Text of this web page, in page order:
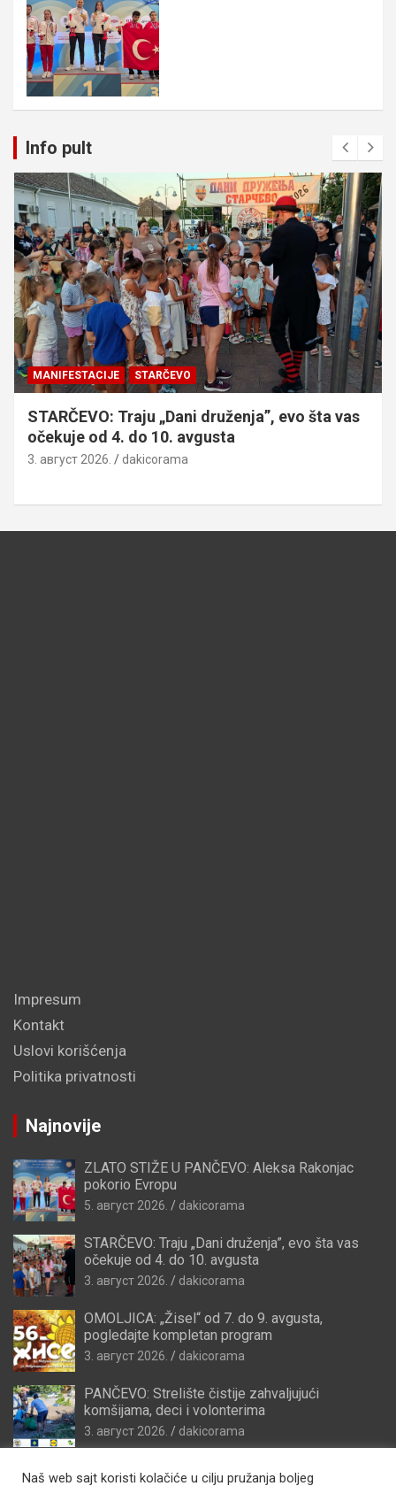
Info pult
MANIFESTACIJE STARČEVO
STARČEVO: Traju „Dani druženja”, evo šta vas
očekuje od 4. do 10. avgusta
3. август 2026. dakicorama
Impresum
Kontakt
Uslovi korišćenja
Politika privatnosti
Najnovije
ZLATO STIŽE U PANČEVO: Aleksa Rakonjac
pokorio Evropu
5. август 2026. dakicorama
STARČEVO: Traju „Dani druženja”, evo šta vas
očekuje od 4. do 10. avgusta
3. август 2026. dakicorama
OMOLJICA: „Žisel“ od 7. do 9. avgusta,
pogledajte kompletan program
3. август 2026. dakicorama
PANČEVO: Strelište čistije zahvaljujući
komšijama, deci i volonterima
3. август 2026. dakicorama
Naš web sajt koristi kolačiće u cilju pružanja boljeg